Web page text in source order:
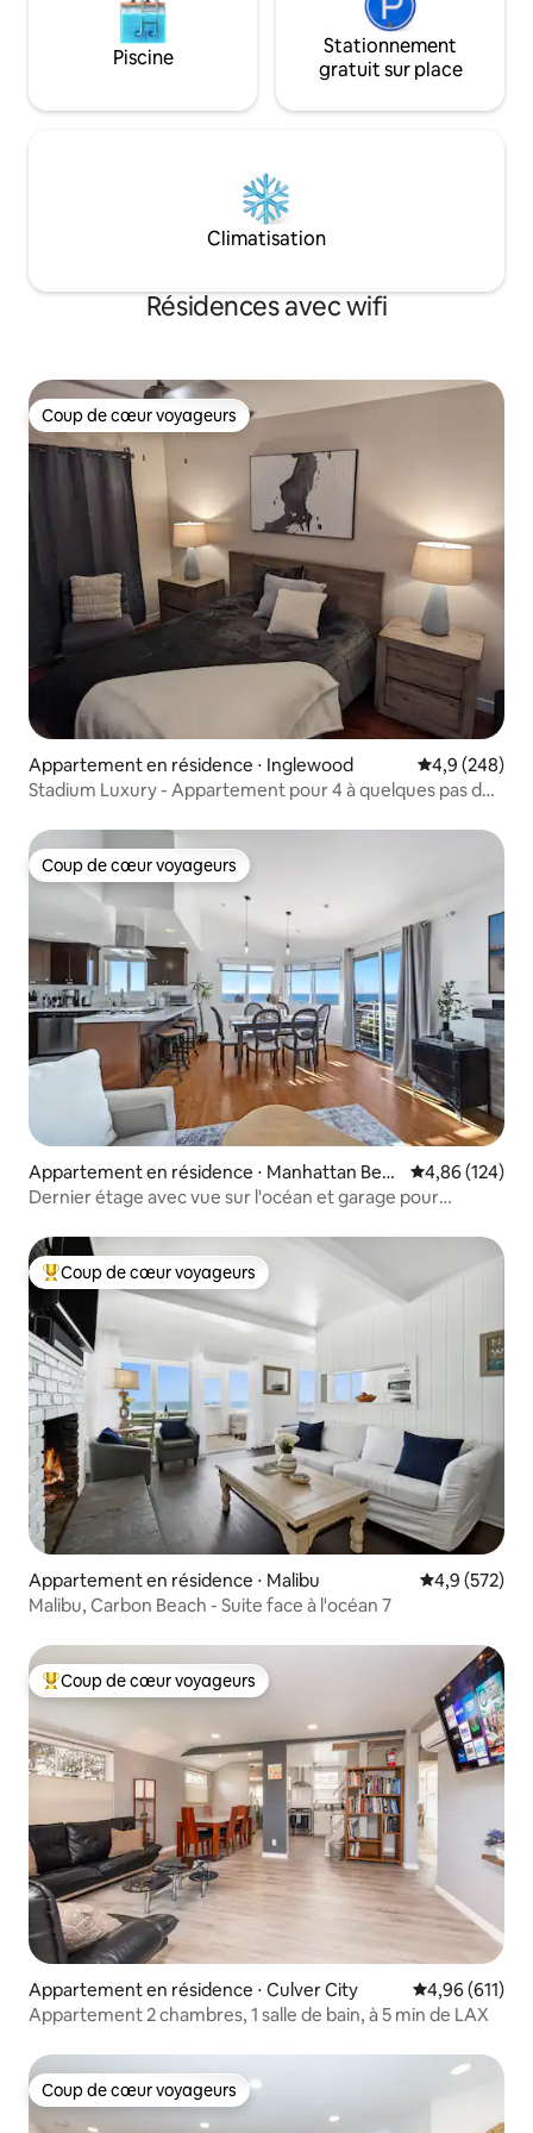
Piscine
Stationnement
gratuit sur place
Climatisation
Résidences avec wifi
Coup de cœur voyageurs
Coup de cœur voyageurs
Appartement en résidence ⋅ Inglewood Évaluation
4,9 (248)
Stadium Luxury - Appartement pour 4 à quelques pas de
Coup de cœur voyageurs
Coup de cœur voyageurs
Appartement en résidence ⋅ Manhattan Beac
h
Évaluation
4,86 (124)
Dernier étage avec vue sur l'océan et garage pour
Coups de cœur voyageurs les plus appréciés
Coup de cœur voyageurs
Appartement en résidence ⋅ Malibu Évaluation
4,9 (572)
Malibu, Carbon Beach - Suite face à l'océan 7
Coups de cœur voyageurs les plus appréciés
Coup de cœur voyageurs
Appartement en résidence ⋅ Culver City Évaluation
4,96 (611)
Appartement 2 chambres, 1 salle de bain, à 5 min de LAX
Coup de cœur voyageurs
Coup de cœur voyageurs